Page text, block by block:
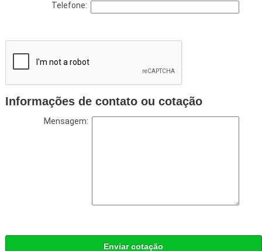
Telefone:
Informações de contato ou cotação
Mensagem:
Enviar cotação